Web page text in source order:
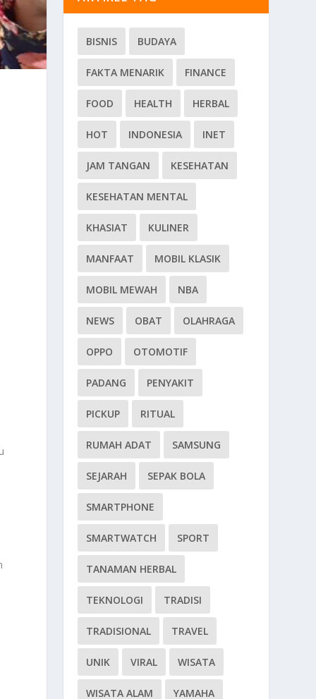
BISNIS BUDAYA
FAKTA MENARIK FINANCE
FOOD HEALTH HERBAL
HOT INDONESIA INET
JAM TANGAN KESEHATAN
KESEHATAN MENTAL
KHASIAT KULINER
MANFAAT MOBIL KLASIK
MOBIL MEWAH NBA
NEWS OBAT OLAHRAGA
OPPO OTOMOTIF
PADANG PENYAKIT
PICKUP RITUAL
RUMAH ADAT SAMSUNG
SEJARAH SEPAK BOLA
SMARTPHONE
SMARTWATCH SPORT
TANAMAN HERBAL
TEKNOLOGI TRADISI
TRADISIONAL TRAVEL
UNIK VIRAL WISATA
WISATA ALAM YAMAHA